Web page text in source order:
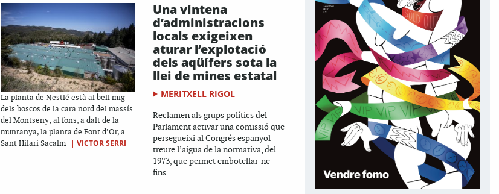
La planta de Nestlé està al bell mig
dels boscos de la cara nord del massís
del Montseny; al fons, a dalt de la
muntanya, la planta de Font d’Or, a
Sant Hilari Sacalm
| VICTOR SERRI
Una vintena
d’administracions
locals exigeixen
aturar l’explotació
dels aqüífers sota la
llei de mines estatal
MERITXELL RIGOL
Reclamen als grups polítics del
Parlament activar una comissió que
persegueixi al Congrés espanyol
treure l’aigua de la normativa, del
1973, que permet embotellar-ne
fins...